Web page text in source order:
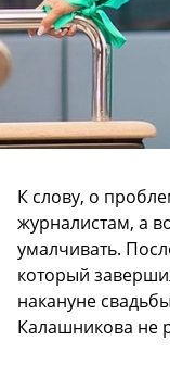
К слову, о
журналистам, а
умалчивать.
который
накануне
Калашникова не